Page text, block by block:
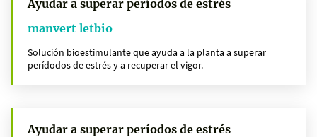
Ayudar a superar períodos de estrés
manvert letbio
Solución bioestimulante que ayuda a la planta a superar
perídodos de estrés y a recuperar el vigor.
Ayudar a superar períodos de estrés